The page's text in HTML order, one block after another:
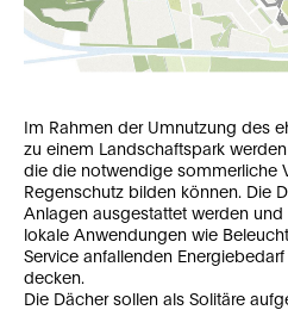
Im Rahmen der Umnutzung des
zu einem Landschaftspark
die die notwendige sommerliche
Regenschutz bilden können. Die
Anlagen ausgestattet werden
lokale Anwendungen wie
Service anfallenden
decken.
Die Dächer sollen als Solitäre